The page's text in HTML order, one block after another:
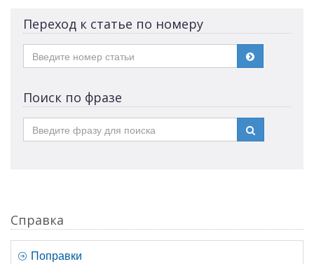
Переход к статье по номеру
Поиск по фразе
Справка
Поправки